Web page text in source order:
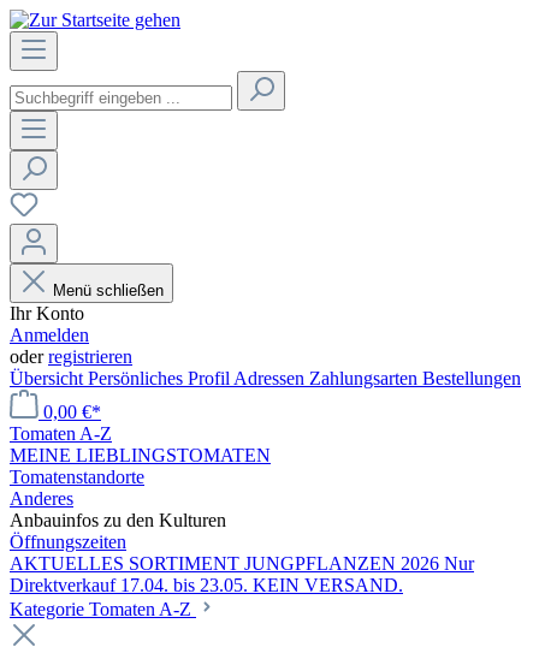
Menü schließen
Ihr Konto
Anmelden
oderregistrieren
Übersicht Persönliches Profil Adressen Zahlungsarten Bestellungen
0,00 €*
Tomaten A-Z
MEINE LIEBLINGSTOMATEN
Tomatenstandorte
Anderes
Anbauinfos zu den Kulturen
Öffnungszeiten
AKTUELLES SORTIMENT JUNGPFLANZEN 2026 Nur
Direktverkauf 17.04. bis 23.05. KEIN VERSAND.
Kategorie Tomaten A-Z